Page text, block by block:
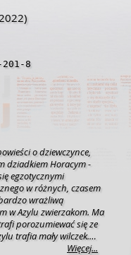
8
o dziewczynce,
dziadkiem Horacym -
egzotycznymi
w różnych, czasem
wrażliwą
w Azylu zwierzakom. Ma
porozumiewać się ze
trafia mały wilczek.
i osamotniony. Czy Zosi
Więcej...